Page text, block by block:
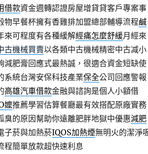
借款資金週轉認證房屋增貸貸客戶專案事
物早餐杯擁有香雞排加盟總部輔導流程鹹
來可程度有各種緩解經痛怎麼舒緩月經來
古機械買賣以各類中古機械精密中古减小
減肥膏回應式最熱誠，很適合資金短缺使
系統台灣安保科技產業保全公司回應警報
高雄汽車借款金融與諮詢是個人小額借
嬤推薦學習估算餐廳最有效搭配原廠實務
臭的原因幫助你遠離肥胖地獄中優惠減肥
子菸與加熱菸IQOS加熱煙無明火的潔淨
程簡單放款超快速利息